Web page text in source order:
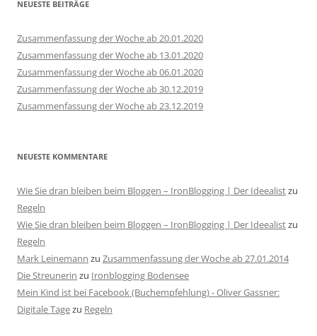
NEUESTE BEITRÄGE
Zusammenfassung der Woche ab 20.01.2020
Zusammenfassung der Woche ab 13.01.2020
Zusammenfassung der Woche ab 06.01.2020
Zusammenfassung der Woche ab 30.12.2019
Zusammenfassung der Woche ab 23.12.2019
NEUESTE KOMMENTARE
Wie Sie dran bleiben beim Bloggen – IronBlogging | Der Ideealistzu
Regeln
Wie Sie dran bleiben beim Bloggen – IronBlogging | Der Ideealistzu
Regeln
Mark Leinemann zu Zusammenfassung der Woche ab 27.01.2014
Die Streunerin zu Ironblogging Bodensee
Mein Kind ist bei Facebook (Buchempfehlung) - Oliver Gassner:
Digitale Tagezu Regeln